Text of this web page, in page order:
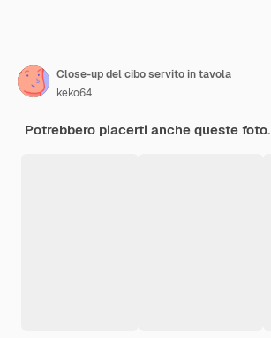
Close-up del cibo servito in tavola
keko64
Potrebbero piacerti anche queste foto.